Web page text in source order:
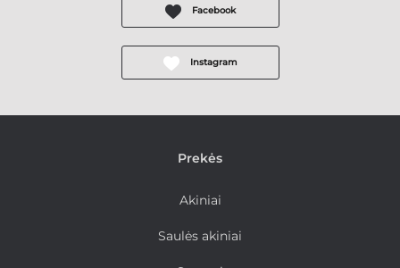
Facebook
Instagram
Prekės
Akiniai
Saulės akiniai